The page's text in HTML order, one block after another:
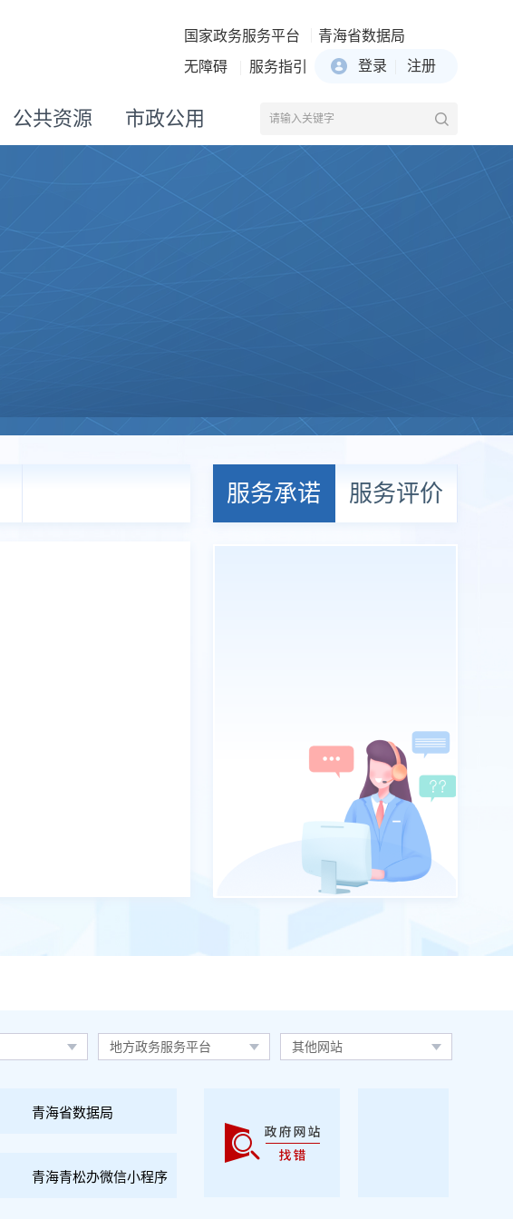
国家政务服务平台
青海省数据局
无障碍
服务指引 登录 注册
公共资源 市政公用
服务承诺 服务评价
地方政务服务平台 其他网站
青海省数据局
青海青松办微信小程序